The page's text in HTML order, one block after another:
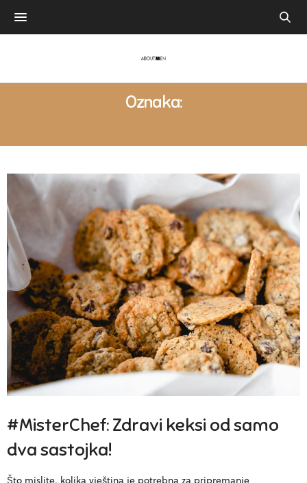
Oznaka:
#MisterChef: Zdravi keksi od samo
dva sastojka!
Što mislite, kolika vještina je potrebna za pripremanje